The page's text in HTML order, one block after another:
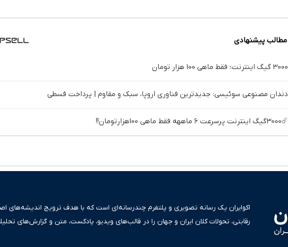
مطالب پیشنهادی
3000 گیگ اینترنت؛ فقط ماهی 100 هزار تومان
دندان مصنوعی سوئیسی: جدیدترین فناوری اروپا، سبک و مقاوم | پرداخت قسطی
☄️3000گیگ اینترنت پرسرعت 6 ماههه فقط ماهی 100هزارتومان!!
اکوایران یک رسانه تصویری و پلتفرم چندرسانه‌ای است که با هدف ترویج اندیشه‌های
رقابتی، تحولات کلان ایران و جهان را در قالب‌های ویدیو، پادکست، متن و گزارش‌های
به عنوان منبعی دقیق و قابل اعتماد، فراتر از اطلاع‌رسانی صرف، به تبیین سیاست‌ها و